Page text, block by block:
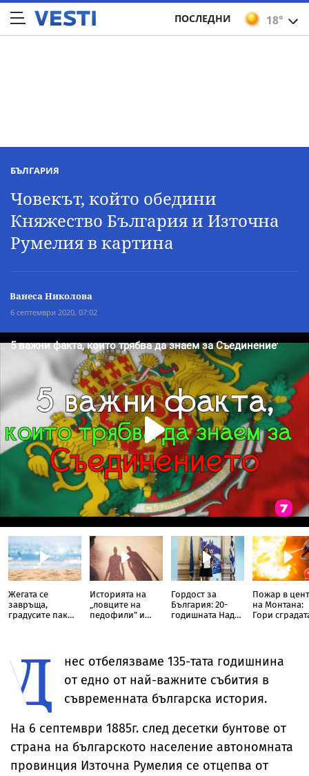
18°
ПОСЛЕДНИ
БЪЛГАРИЯ
Човекът, който обедини
Княжество България и Източна
Румелия в картина
Ванеса Николова
6 септември 2020, 07:02
Жегата се
завръща,
градусите пак
Историята на
„ловците на
педофили” и
Гордост за
България: 20-
годишната Надя
Пожар в
на Монтана:
Гори
Д
нес отбелязваме 135-тата годишнина
от едно от най-важните събития в
съвременната българска история.
На 6 септември 1885г. след десетки бунтове от
страна на българското население автономната
провинция Източна Румелия се отцепва от